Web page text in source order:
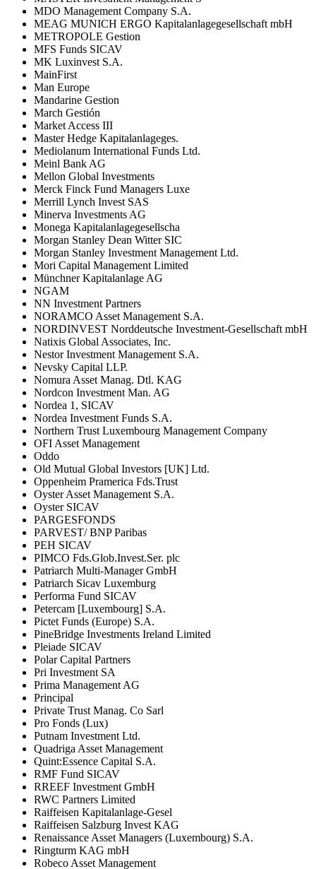
MDO Management Company S.A.
MEAG MUNICH ERGO Kapitalanlagegesellschaft mbH
METROPOLE Gestion
MFS Funds SICAV
MK Luxinvest S.A.
MainFirst
Man Europe
Mandarine Gestion
March Gestión
Market Access III
Master Hedge Kapitalanlageges.
Mediolanum International Funds Ltd.
Meinl Bank AG
Mellon Global Investments
Merck Finck Fund Managers Luxe
Merrill Lynch Invest SAS
Minerva Investments AG
Monega Kapitalanlagegesellscha
Morgan Stanley Dean Witter SIC
Morgan Stanley Investment Management Ltd.
Mori Capital Management Limited
Münchner Kapitalanlage AG
NGAM
NN Investment Partners
NORAMCO Asset Management S.A.
NORDINVEST Norddeutsche Investment-Gesellschaft mbH
Natixis Global Associates, Inc.
Nestor Investment Management S.A.
Nevsky Capital LLP.
Nomura Asset Manag. Dtl. KAG
Nordcon Investment Man. AG
Nordea 1, SICAV
Nordea Investment Funds S.A.
Northern Trust Luxembourg Management Company
OFI Asset Management
Oddo
Old Mutual Global Investors [UK] Ltd.
Oppenheim Pramerica Fds.Trust
Oyster Asset Management S.A.
Oyster SICAV
PARGESFONDS
PARVEST/ BNP Paribas
PEH SICAV
PIMCO Fds.Glob.Invest.Ser. plc
Patriarch Multi-Manager GmbH
Patriarch Sicav Luxemburg
Performa Fund SICAV
Petercam [Luxembourg] S.A.
Pictet Funds (Europe) S.A.
PineBridge Investments Ireland Limited
Pleiade SICAV
Polar Capital Partners
Pri Investment SA
Prima Management AG
Principal
Private Trust Manag. Co Sarl
Pro Fonds (Lux)
Putnam Investment Ltd.
Quadriga Asset Management
Quint:Essence Capital S.A.
RMF Fund SICAV
RREEF Investment GmbH
RWC Partners Limited
Raiffeisen Kapitalanlage-Gesel
Raiffeisen Salzburg Invest KAG
Renaissance Asset Managers (Luxembourg) S.A.
Ringturm KAG mbH
Robeco Asset Management